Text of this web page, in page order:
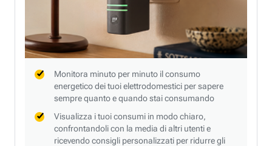
Monitora minuto per minuto il consumo
energetico dei tuoi elettrodomestici per sapere
sempre quanto e quando stai consumando
Visualizza i tuoi consumi in modo chiaro,
confrontandoli con la media di altri utenti e
ricevendo consigli personalizzati per ridurre gli